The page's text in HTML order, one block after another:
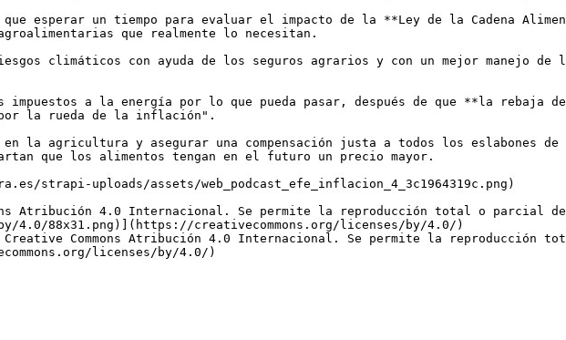
que esperar un tiempo para evaluar el impacto de la **Ley de la Cadena
que realmente lo necesitan.
climáticos con ayuda de los seguros agrarios y con un mejor manejo
a la energía por lo que pueda pasar, después de que **la rebaja
por la rueda de la inflación".
la agricultura y asegurar una compensación justa a todos los eslabones
que los alimentos tengan en el futuro un precio mayor.
strapi-uploads/assets/web_podcast_efe_inflacion_4_3c1964319c.png)
Atribución 4.0 Internacional. Se permite la reproducción total o
4.0/88x31.png)](https://creativecommons.org/licenses/by/4.0/)
Commons Atribución 4.0 Internacional. Se permite la reproducción
licenses/by/4.0/)